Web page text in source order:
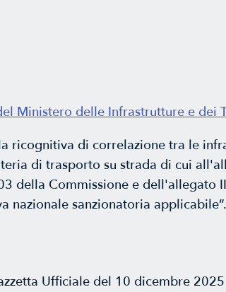
Ministero delle Infrastrutture e dei
ricognitiva di correlazione tra le
di trasporto su strada di cui
della Commissione e dell'allegato
nazionale sanzionatoria applicabile”.
Ufficiale del 10 dicembre